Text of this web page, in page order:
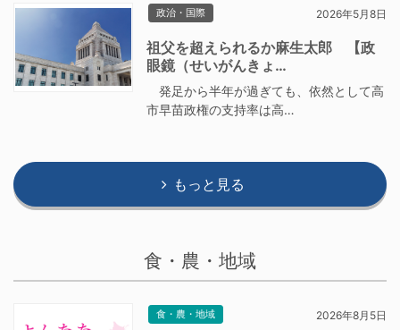
政治・国際 2026年5月8日
祖父を超えられるか麻生太郎 【政
眼鏡（せいがんきょ…
発足から半年が過ぎても、依然として高
市早苗政権の支持率は高…
もっと見る
食・農・地域
食・農・地域 2026年8月5日